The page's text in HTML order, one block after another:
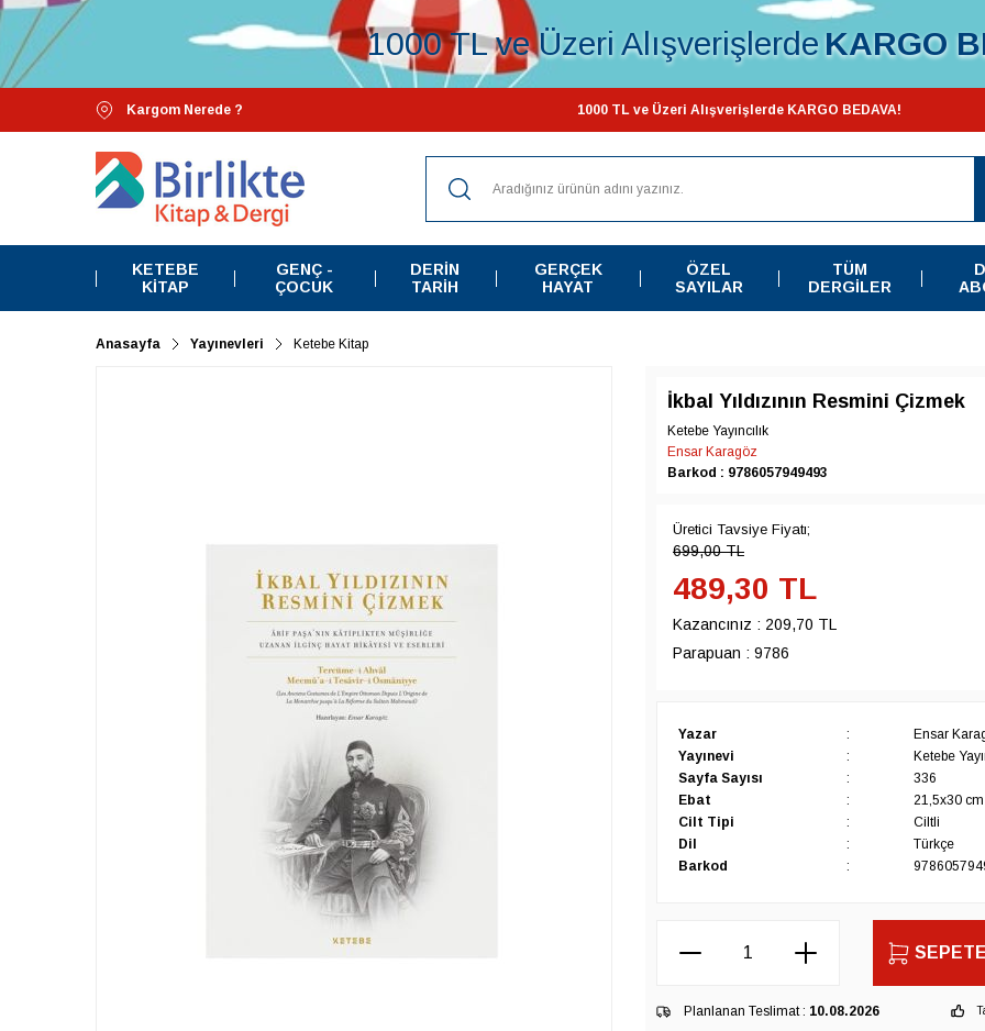
1000 TL ve Üzeri AlışverişlerdeKARGO
Kargom Nerede ? 1000 TL ve Üzeri Alışverişlerde KARGO BEDAVA!
KETEBE
KITAP
GENÇ -
ÇOCUK
DERIN
TARIH
GERÇEK
HAYAT
ÖZEL
SAYILAR
TÜM
DERGILER
Anasayfa Yayınevleri Ketebe Kitap
İkbal Yıldızının Resmini Çizmek
Ketebe Yayıncılık
Ensar Karagöz
Barkod : 9786057949493
Üretici Tavsiye Fiyatı;
699,00TL
489,30 TL
Kazancınız : 209,70 TL
Parapuan : 9786
Yazar :
Ensar
Yayınevi
:
Ketebe
Sayfa Sayısı
:
336
Ebat
:
21,5x30 cm
Cilt Tipi
:
Ciltli
Dil
:
Türkçe
Barkod
:
Planlanan Teslimat : 10.08.2026